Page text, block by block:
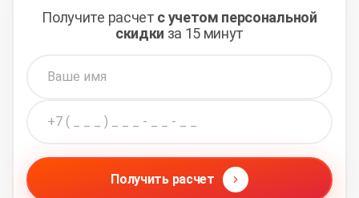
Получите расчет с учетом персональной
скидки за 15 минут
Получить расчет